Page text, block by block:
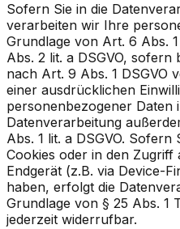
Sofern Sie in die
verarbeiten wir Ihre
Grundlage von Art. 6 Abs.
Abs. 2 lit. a DSGVO,
nach Art. 9 Abs. 1 DSGVO
einer ausdrücklichen
personenbezogener Daten
Datenverarbeitung
Abs. 1 lit. a DSGVO.
Cookies oder in den
Endgerät (z.B. via Device-
haben, erfolgt die
Grundlage von § 25 Abs. 1
jederzeit widerrufbar.